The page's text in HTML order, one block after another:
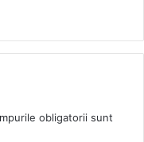
obligatorii sunt